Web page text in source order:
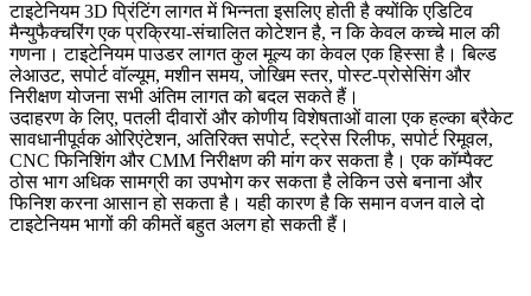
टाइटेनियम 3D प्रिंटिंग लागत में भिन्नता इसलिए होती है क्योंकि एडिटिव
मैन्युफैक्चरिंग एक प्रक्रिया-संचालित कोटेशन है, न कि केवल कच्चे माल की
गणना। टाइटेनियम पाउडर लागत कुल मूल्य का केवल एक हिस्सा है। बिल्ड
लेआउट, सपोर्ट वॉल्यूम, मशीन समय, जोखिम स्तर, पोस्ट-प्रोसेसिंग और
निरीक्षण योजना सभी अंतिम लागत को बदल सकते हैं।
उदाहरण के लिए, पतली दीवारों और कोणीय विशेषताओं वाला एक हल्का ब्रैकेट
सावधानीपूर्वक ओरिएंटेशन, अतिरिक्त सपोर्ट, स्ट्रेस रिलीफ, सपोर्ट रिमूवल,
CNC फिनिशिंग और CMM निरीक्षण की मांग कर सकता है। एक कॉम्पैक्ट
ठोस भाग अधिक सामग्री का उपभोग कर सकता है लेकिन उसे बनाना और
फिनिश करना आसान हो सकता है। यही कारण है कि समान वजन वाले दो
टाइटेनियम भागों की कीमतें बहुत अलग हो सकती हैं।